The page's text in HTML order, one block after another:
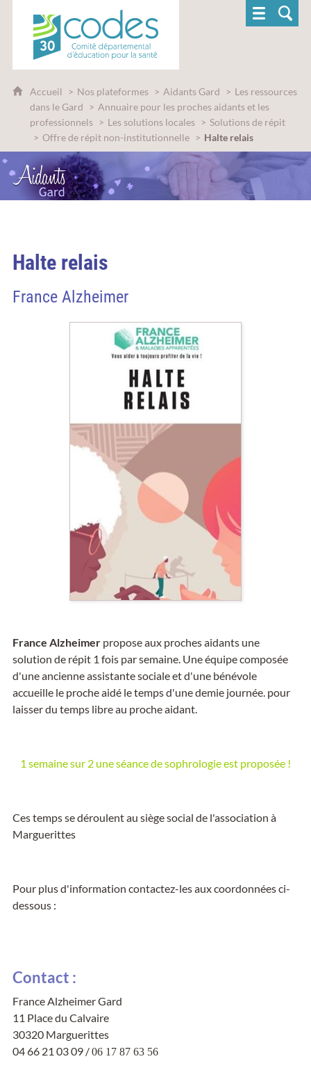
CoDES 30 - Comité départemental
Accueil Nos plateformes Aidants Gard
Les ressources
dans le Gard
Annuaire pour les proches aidants et les
professionnels
Les solutions locales
Solutions de répit
Offre de répit non-institutionnelle
Halte relais
Halte relais
France Alzheimer
France Alzheimerpropose aux proches aidants une
solution de répit 1 fois par semaine. Une équipe composée
d'une ancienne assistante sociale et d'une bénévole
accueille le proche aidé le temps d'une demie journée. pour
laisser du temps libre au proche aidant.
1 semaine sur 2 une séance de sophrologie est proposée !
Ces temps se déroulent au siège social de l'association à
Marguerittes
Pour plus d'information contactez-les aux coordonnées ci-
dessous :
Contact :
France Alzheimer Gard
11 Place du Calvaire
30320 Marguerittes
04 66 21 03 09 /06 17 87 63 56